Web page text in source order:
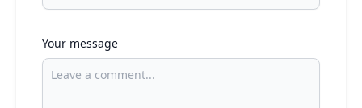
Your message